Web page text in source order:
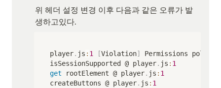
위 헤더 설정 변경 이후 다음과 같은 오류가 발
생하고있다.
player. js : 1 [Violation]
Permissions
isSessionSupported @ player. js : 1
get rootElement @ player. js : 1
createButtons @ player. js : 1